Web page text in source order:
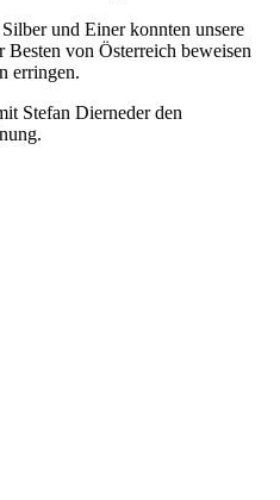
und Einer konnten unsere
von Österreich beweisen
erringen.
Stefan Dierneder den